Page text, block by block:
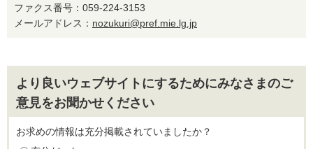
ファクス番号：059-224-3153
メールアドレス： nozukuri@pref.mie.lg.jp
より良いウェブサイトにするためにみなさまのご
意見をお聞かせください
お求めの情報は充分掲載されていましたか？